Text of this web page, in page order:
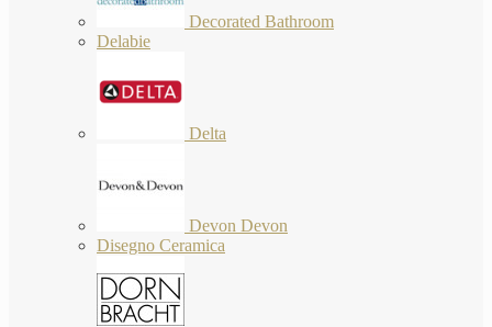
Decorated Bathroom
Delabie
Delta
Devon Devon
Disegno Ceramica